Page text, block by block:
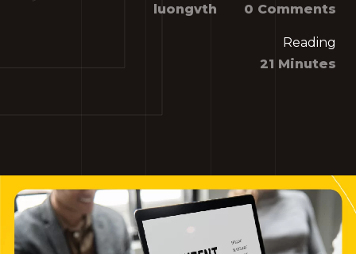
luongvth
0 Comments
Reading
21 Minutes